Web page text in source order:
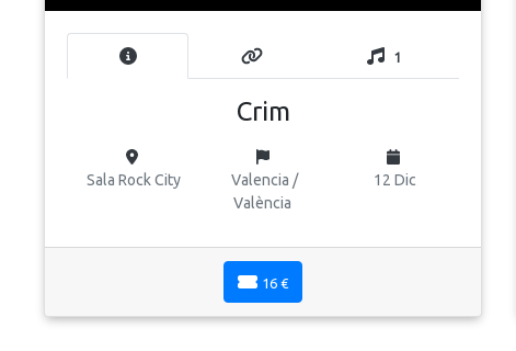
1
Crim
Sala Rock City
Valencia /
València
12 Dic
16 €